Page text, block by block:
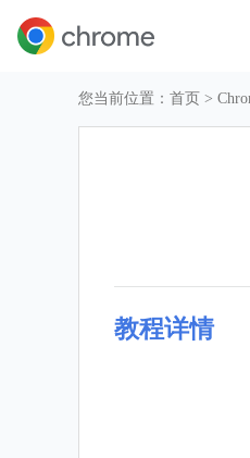
您当前位置： 首页 >
教程详情